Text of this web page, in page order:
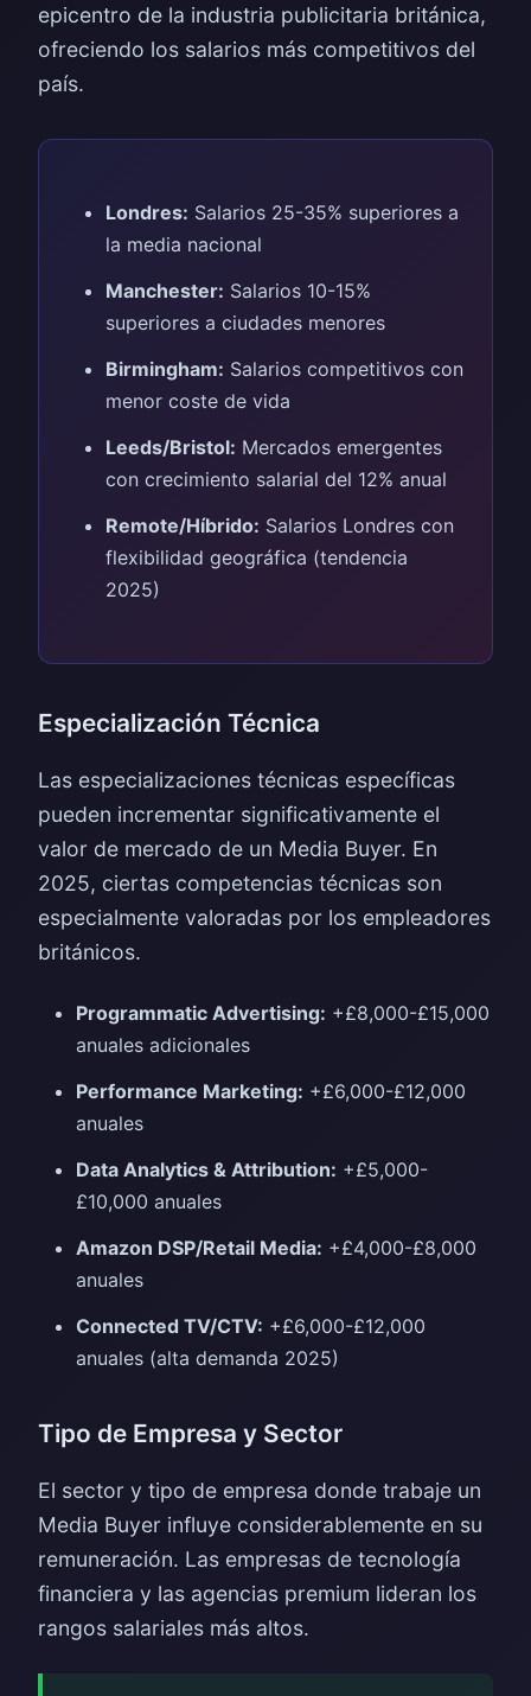
epicentro de la industria publicitaria británica,
ofreciendo los salarios más competitivos del
país.
Londres: Salarios 25-35% superiores a
la media nacional
Manchester: Salarios 10-15%
superiores a ciudades menores
Birmingham: Salarios competitivos con
menor coste de vida
Leeds/Bristol: Mercados emergentes
con crecimiento salarial del 12% anual
Remote/Híbrido: Salarios Londres con
flexibilidad geográfica (tendencia
2025)
Especialización Técnica
Las especializaciones técnicas específicas
pueden incrementar significativamente el
valor de mercado de un Media Buyer. En
2025, ciertas competencias técnicas son
especialmente valoradas por los empleadores
británicos.
Programmatic Advertising: +£8,000-£15,000
anuales adicionales
Performance Marketing: +£6,000-£12,000
anuales
Data Analytics & Attribution: +£5,000-
£10,000 anuales
Amazon DSP/Retail Media: +£4,000-£8,000
anuales
Connected TV/CTV: +£6,000-£12,000
anuales (alta demanda 2025)
Tipo de Empresa y Sector
El sector y tipo de empresa donde trabaje un
Media Buyer influye considerablemente en su
remuneración. Las empresas de tecnología
financiera y las agencias premium lideran los
rangos salariales más altos.